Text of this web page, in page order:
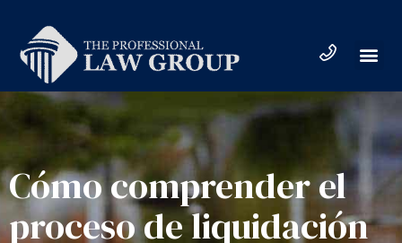
Cómo comprender el
proceso de liquidación